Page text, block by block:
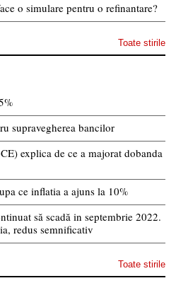
o simulare pentru o refinantare?
Toate stirile
supravegherea bancilor
explica de ce a majorat dobanda
ce inflatia a ajuns la 10%
să scadă in septembrie 2022.
redus semnificativ
Toate stirile